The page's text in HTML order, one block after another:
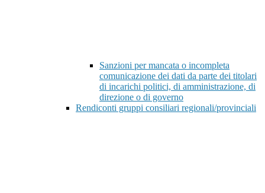
Sanzioni per mancata o incompleta
comunicazione dei dati da parte dei titolari
di incarichi politici, di amministrazione, di
direzione o di governo
Rendiconti gruppi consiliari regionali/provinciali